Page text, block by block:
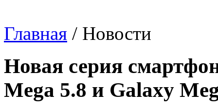
Главная / Новости
Новая серия
Mega 5.8 и Galaxy